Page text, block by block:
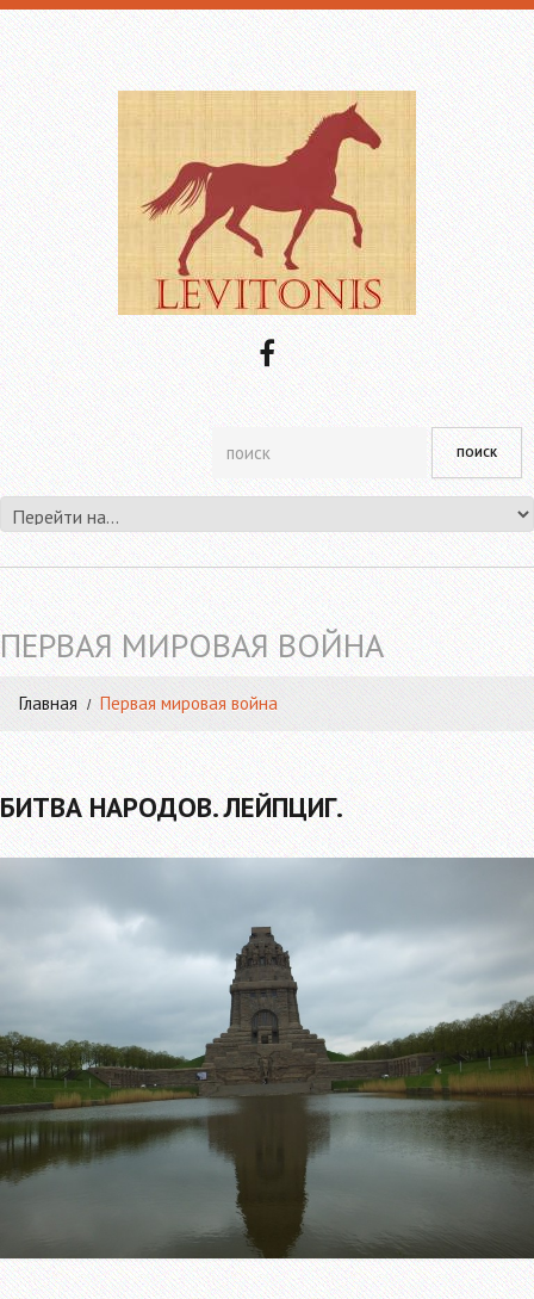
ПЕРВАЯ МИРОВАЯ ВОЙНА
Главная Первая мировая война
БИТВА НАРОДОВ. ЛЕЙПЦИГ.